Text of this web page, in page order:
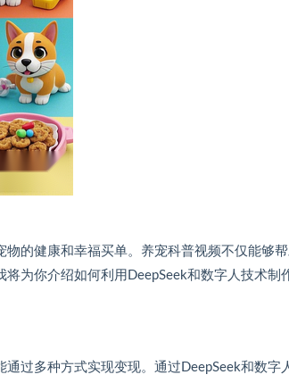
的健康和幸福买单。养宠科普视频不仅能够
为你介绍如何利用DeepSeek和数字人技术制
过多种方式实现变现。通过DeepSeek和数字